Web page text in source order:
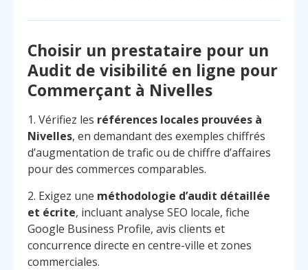
Choisir un prestataire pour un
Audit de visibilité en ligne pour
Commerçant à Nivelles
1. Vérifiez les références locales prouvées à
Nivelles, en demandant des exemples chiffrés
d’augmentation de trafic ou de chiffre d’affaires
pour des commerces comparables.
2. Exigez une méthodologie d’audit détaillée
et écrite, incluant analyse SEO locale, fiche
Google Business Profile, avis clients et
concurrence directe en centre-ville et zones
commerciales.